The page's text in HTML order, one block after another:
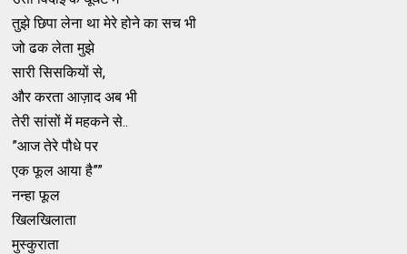
तुझे छिपा लेना था मेरे होने का सच भी
जो ढक लेता मुझे
सारी सिसकियों से,
और करता आज़ाद अब भी
तेरी सांसों में महकने से..
”आज तेरे पौधे पर
एक फूल आया है””
नन्हा फूल
खिलखिलाता
मुस्कुराता